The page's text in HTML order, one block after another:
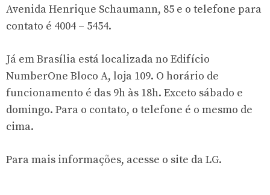
Avenida Henrique Schaumann, 85 e o telefone para
contato é 4004 – 5454.
Já em Brasília está localizada no Edifício
NumberOne Bloco A, loja 109. O horário de
funcionamento é das 9h às 18h. Exceto sábado e
domingo. Para o contato, o telefone é o mesmo de
cima.
Para mais informações, acesse o site da LG.